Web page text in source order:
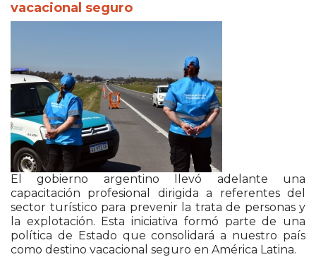
vacacional seguro
El gobierno argentino llevó adelante una
capacitación profesional dirigida a referentes del
sector turístico para prevenir la trata de personas y
la explotación. Esta iniciativa formó parte de una
política de Estado que consolidará a nuestro país
como destino vacacional seguro en América Latina.